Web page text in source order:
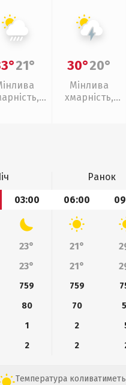
21° 30°20°
Мінлива
хмарність,
Ранок
03:00 06:00
23° 21°
23° 21°
759 759
80 70
1 2
2 2
Температура